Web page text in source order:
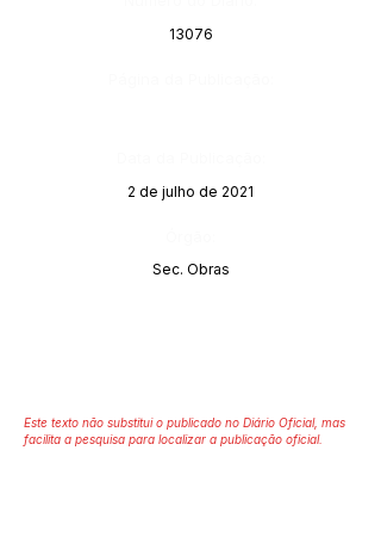
13076
2 de julho de 2021
Sec. Obras
Este texto não substitui o publicado no Diário Oficial, mas
facilita a pesquisa para localizar a publicação oficial.